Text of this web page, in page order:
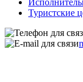
Туристские